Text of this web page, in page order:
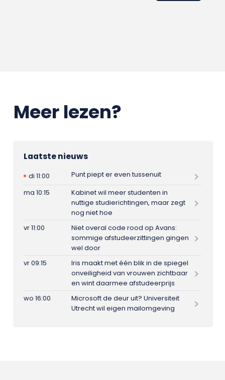
Meer lezen?
Laatste nieuws
di 11:00
Punt piept er even tussenuit
ma 10:15
Kabinet wil meer studenten in
nuttige studierichtingen, maar zegt
nog niet hoe
vr 11:00
Niet overal code rood op Avans:
sommige afstudeerzittingen gingen
wel door
vr 09:15
Iris maakt met één blik in de spiegel
onveiligheid van vrouwen zichtbaar
en wint daarmee afstudeerprijs
wo 16:00
Microsoft de deur uit? Universiteit
Utrecht wil eigen mailomgeving